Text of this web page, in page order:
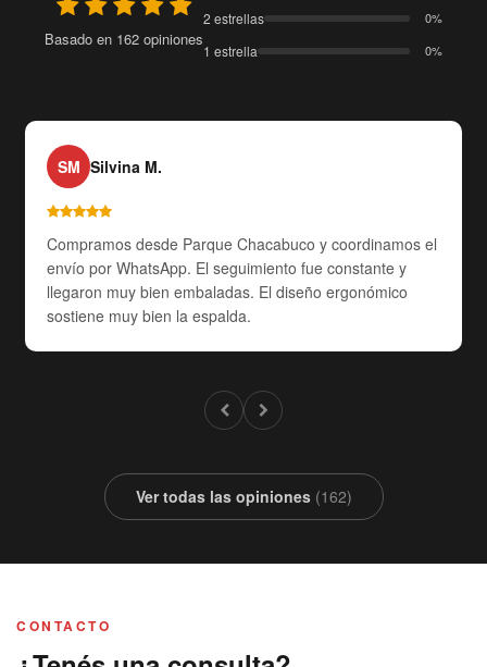
Basado en 162 opiniones
2 estrellas 0%
1 estrella 0%
SM Silvina M.
Compramos desde Parque Chacabuco y coordinamos el
envío por WhatsApp. El seguimiento fue constante y
llegaron muy bien embaladas. El diseño ergonómico
sostiene muy bien la espalda.
Ver todas las opiniones (162)
CONTACTO